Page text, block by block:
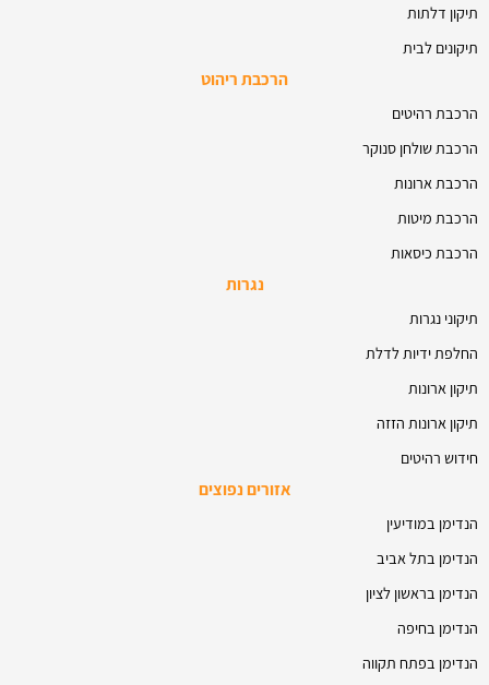
תיקון דלתות
תיקונים לבית
הרכבת ריהוט
הרכבת רהיטים
הרכבת שולחן סנוקר
הרכבת ארונות
הרכבת מיטות
הרכבת כיסאות
נגרות
תיקוני נגרות
החלפת ידיות לדלת
תיקון ארונות
תיקון ארונות הזזה
חידוש רהיטים
אזורים נפוצים
הנדימן במודיעין
הנדימן בתל אביב
הנדימן בראשון לציון
הנדימן בחיפה
הנדימן בפתח תקווה